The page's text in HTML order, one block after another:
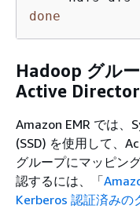
done
Hadoop グル
Active
Amazon EMR では、
(SSD) を使用して、
グループにマッピン
認するには、「
Kerberos 認証済みの